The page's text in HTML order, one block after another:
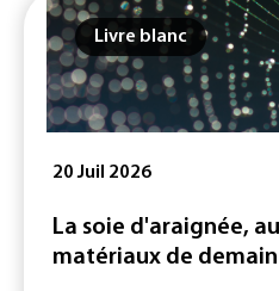
Livre blanc
20 Juil 2026
La soie d'araignée,
matériaux de demain